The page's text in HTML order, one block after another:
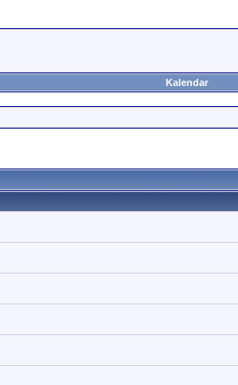
Kalendar